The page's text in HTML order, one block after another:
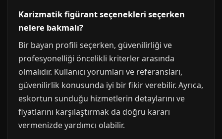
Karizmatik figürant seçenekleri seçerken
nelere bakmalı?
Bir bayan profili seçerken, güvenilirliği ve
profesyonelliği öncelikli kriterler arasında
olmalıdır. Kullanıcı yorumları ve referansları,
güvenilirlik konusunda iyi bir fikir verebilir. Ayrıca,
eskortun sunduğu hizmetlerin detaylarını ve
fiyatlarını karşılaştırmak da doğru kararı
vermenizde yardımcı olabilir.